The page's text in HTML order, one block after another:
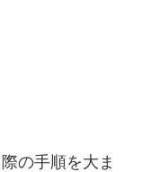
の手順を大ま